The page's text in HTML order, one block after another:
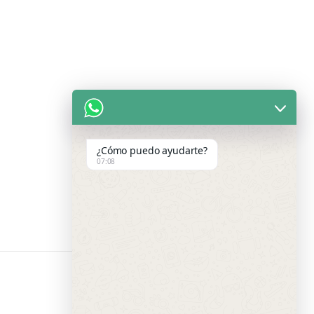
¿Cómo puedo ayudarte?
07:08